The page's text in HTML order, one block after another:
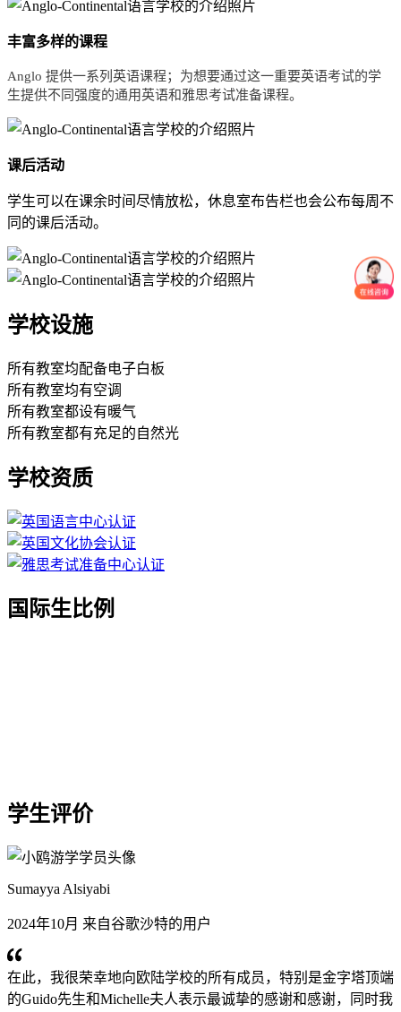
丰富多样的课程
Anglo 提供一系列英语课程；为想要通过这一重要英语考试的学
生提供不同强度的通用英语和雅思考试准备课程。
课后活动
学生可以在课余时间尽情放松，休息室布告栏也会公布每周不
同的课后活动。
学校设施
所有教室均配备电子白板
所有教室均有空调
所有教室都设有暖气
所有教室都有充足的自然光
学校资质
国际生比例
学生评价
Sumayya Alsiyabi
2024年10月 来自谷歌沙特的用户
在此，我很荣幸地向欧陆学校的所有成员，特别是金字塔顶端
的Guido先生和Michelle夫人表示最诚挚的感谢和感谢，同时我